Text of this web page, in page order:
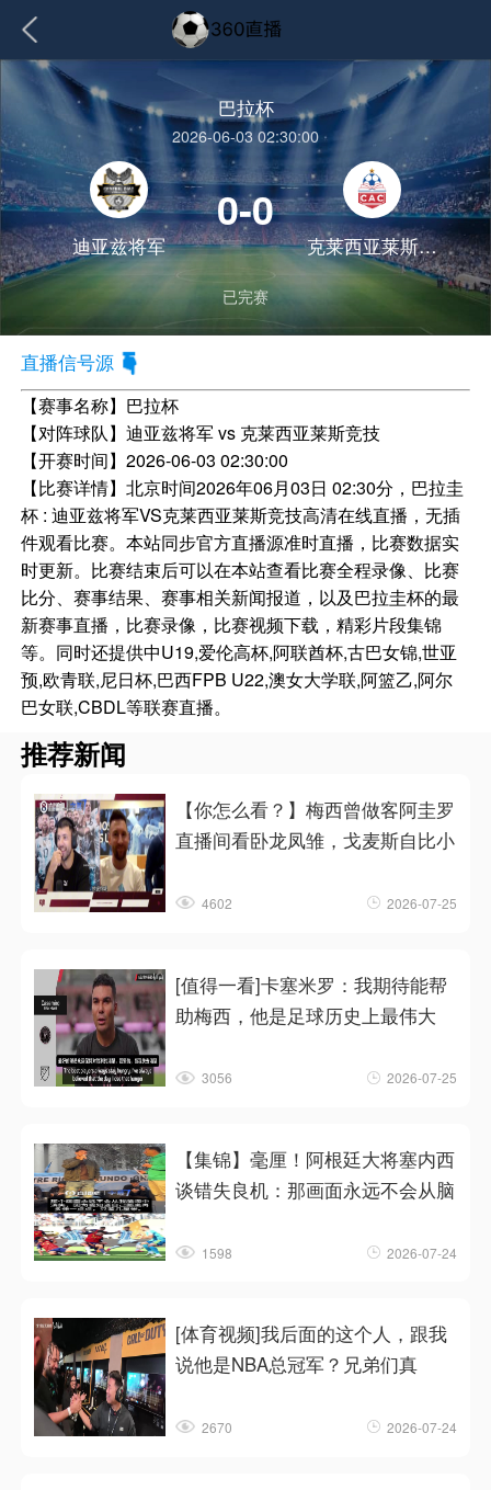
巴拉杯
2026-06-03 02:30:00
迪亚兹将军
0-0
克莱西亚莱斯竞技
已完赛
直播信号源
【赛事名称】 巴拉杯
【对阵球队】迪亚兹将军 vs 克莱西亚莱斯竞技
【开赛时间】2026-06-03 02:30:00
【比赛详情】北京时间2026年06月03日 02:30分，巴拉圭
杯 : 迪亚兹将军VS克莱西亚莱斯竞技高清在线直播，无插
件观看比赛。本站同步官方直播源准时直播，比赛数据实
时更新。比赛结束后可以在本站查看比赛全程录像、比赛
比分、赛事结果、赛事相关新闻报道，以及巴拉圭杯的最
新赛事直播，比赛录像，比赛视频下载，精彩片段集锦
等。同时还提供中U19,爱伦高杯,阿联酋杯,古巴女锦,世亚
预,欧青联,尼日杯,巴西FPB U22,澳女大学联,阿篮乙,阿尔
巴女联,CBDL等联赛直播。
推荐新闻
【你怎么看？】梅西曾做客阿圭罗
直播间看卧龙凤雏，戈麦斯自比小
4602 2026-07-25
[值得一看]卡塞米罗：我期待能帮
助梅西，他是足球历史上最伟大
3056 2026-07-25
【集锦】毫厘！阿根廷大将塞内西
谈错失良机：那画面永远不会从脑
1598 2026-07-24
[体育视频]我后面的这个人，跟我
说他是NBA总冠军？兄弟们真
2670 2026-07-24